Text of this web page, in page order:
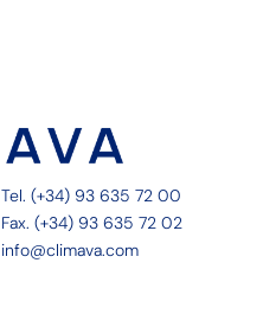
Tel. (+34) 93 635 72 00
Fax. (+34) 93 635 72 02
info@climava.com